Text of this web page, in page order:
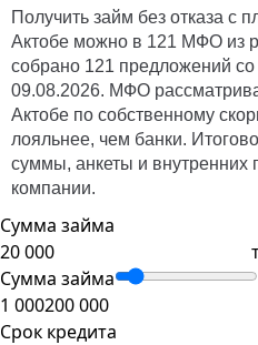
Получить займ без отказа с
Актобе можно в 121 МФО из
собрано 121 предложений со
09.08.2026. МФО
Актобе по собственному
лояльнее, чем банки.
суммы, анкеты и внутренних
компании.
Сумма займа
Сумма займа
1 000200 000
Срок кредита